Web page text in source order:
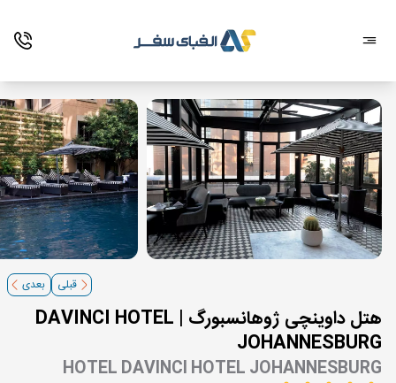
قبلی بعدی
هتل داوینچی ژوهانسبورگ | DAVINCI HOTEL
JOHANNESBURG
HOTEL DAVINCI HOTEL JOHANNESBURG